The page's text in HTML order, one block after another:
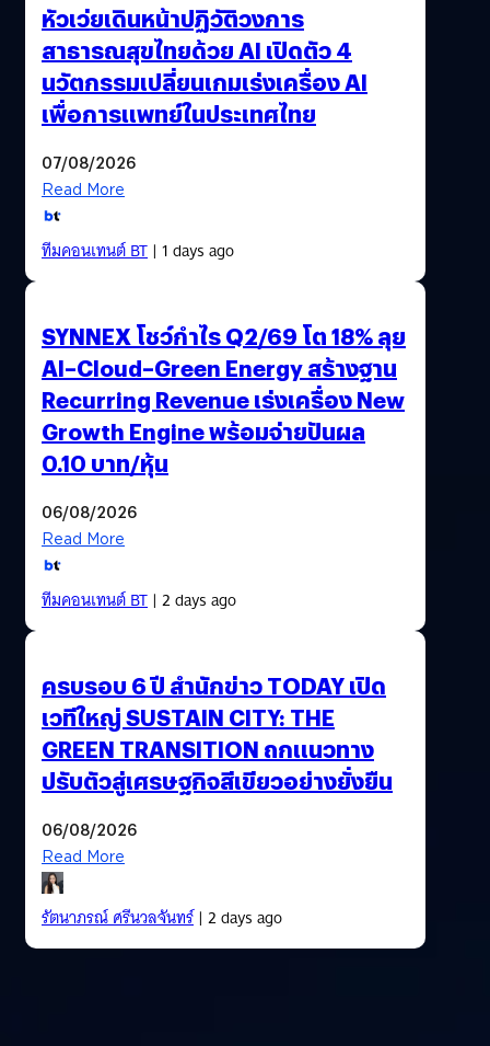
หัวเว่ยเดินหน้าปฏิวัติวงการ
สาธารณสุขไทยด้วย AI เปิดตัว 4
นวัตกรรมเปลี่ยนเกมเร่งเครื่อง AI
เพื่อการแพทย์ในประเทศไทย
07/08/2026
Read More
ทีมคอนเทนต์ BT| 1 days ago
SYNNEX โชว์กำไร Q2/69 โต 18% ลุย
AI–Cloud–Green Energy สร้างฐาน
Recurring Revenue เร่งเครื่อง New
Growth Engine พร้อมจ่ายปันผล
0.10 บาท/หุ้น
06/08/2026
Read More
ทีมคอนเทนต์ BT| 2 days ago
ครบรอบ 6 ปี สำนักข่าว TODAY เปิด
เวทีใหญ่ SUSTAIN CITY: THE
GREEN TRANSITION ถกแนวทาง
ปรับตัวสู่เศรษฐกิจสีเขียวอย่างยั่งยืน
06/08/2026
Read More
รัตนาภรณ์ ศรีนวลจันทร์| 2 days ago